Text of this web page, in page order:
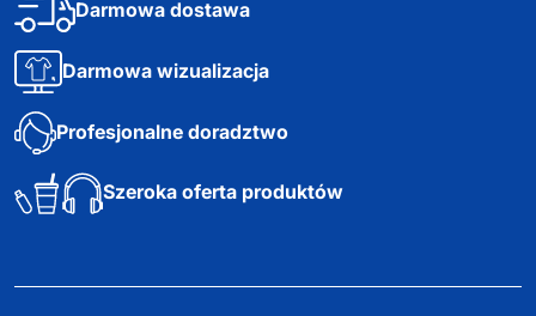
Darmowa dostawa
Darmowa wizualizacja
Profesjonalne doradztwo
Szeroka oferta produktów